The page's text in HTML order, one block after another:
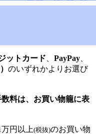
ットカード PayPay、
のいずれかよりお選び
料は、お買い物籠に表
円以上(税抜)のお買い物